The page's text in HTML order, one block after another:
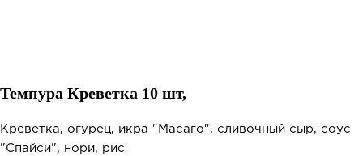
Темпура Креветка 10 шт,
Креветка, огурец, икра "Масаго", сливочный сыр, соус
"Спайси", нори, рис